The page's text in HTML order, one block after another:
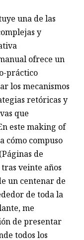
una de las
y
ofrece un
práctico
los mecanismos
retóricas y
que
este making of
cómo compuso
de
veinte años
un centenar de
de toda la
me
de presentar
todos los